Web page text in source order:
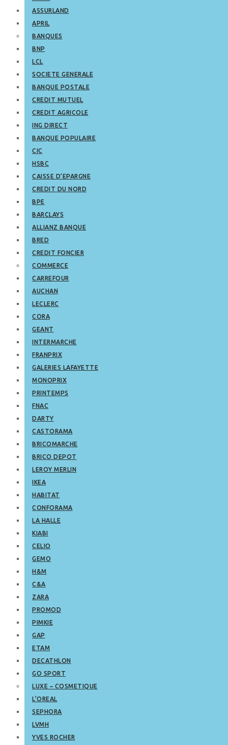
ASSURLAND
APRIL
BANQUES
BNP
LCL
SOCIETE GENERALE
BANQUE POSTALE
CREDIT MUTUEL
CREDIT AGRICOLE
ING DIRECT
BANQUE POPULAIRE
CIC
HSBC
CAISSE D’EPARGNE
CREDIT DU NORD
BPE
BARCLAYS
ALLIANZ BANQUE
BRED
CREDIT FONCIER
COMMERCE
CARREFOUR
AUCHAN
LECLERC
CORA
GEANT
INTERMARCHE
FRANPRIX
GALERIES LAFAYETTE
MONOPRIX
PRINTEMPS
FNAC
DARTY
CASTORAMA
BRICOMARCHE
BRICO DEPOT
LEROY MERLIN
IKEA
HABITAT
CONFORAMA
LA HALLE
KIABI
CELIO
GEMO
H&M
C&A
ZARA
PROMOD
PIMKIE
GAP
ETAM
DECATHLON
GO SPORT
LUXE – COSMETIQUE
L’OREAL
SEPHORA
LVMH
YVES ROCHER